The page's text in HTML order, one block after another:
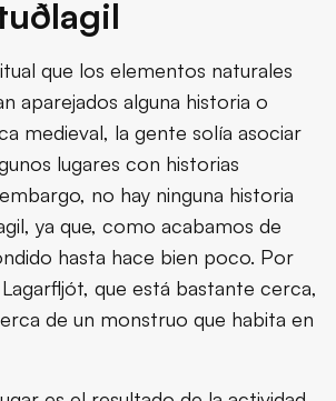
que los elementos naturales
aparejados alguna historia o
medieval, la gente solía asociar
lugares con historias
no hay ninguna historia
ya que, como acabamos de
hasta hace bien poco. Por
que está bastante cerca,
de un monstruo que habita en